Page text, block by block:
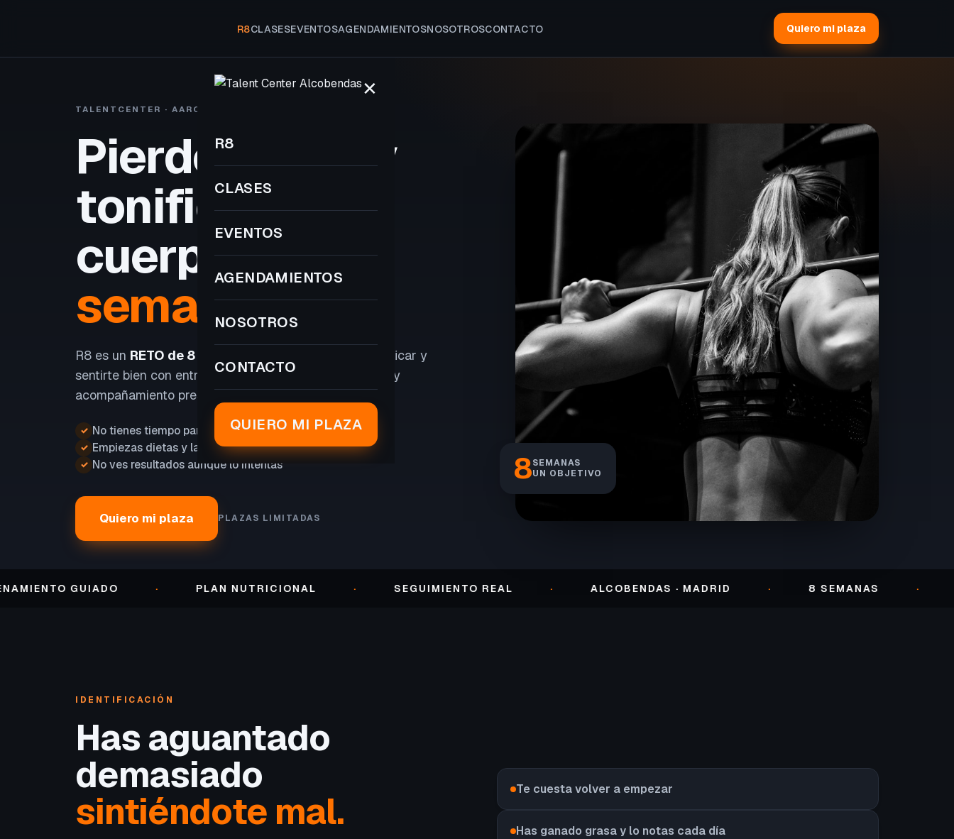
R8CLASESEVENTOSAGENDAMIENTOSNOSOTROSCONTACTO Quiero mi plaza
✕
R8
CLASES
EVENTOS
AGENDAMIENTOS
NOSOTROS
CONTACTO
QUIERO MI PLAZA
TALENTCENTER · AARON VIVANCOS
Pierde grasa y
tonifica tu
cuerpoen 8
semanas.
R8 es un RETO de 8 SEMANAS
para perder peso, tonificar y
sentirte bien con entrenamiento, nutrición, seguimiento y
acompañamiento presencial.
✓ No tienes tiempo para entrenar
✓ Empiezas dietas y las abandonas
✓ No ves resultados aunque lo intentas
Quiero mi plaza PLAZAS LIMITADAS
8SEMANAS
UN OBJETIVO
GUIADO · PLAN NUTRICIONAL · SEGUIMIENTO REAL · ALCOBENDAS · MADRID · 8 SEMANAS ·
IDENTIFICACIÓN
Has aguantado
demasiado
sintiéndote mal.
Te cuesta volver a empezar
Has ganado grasa y lo notas cada día